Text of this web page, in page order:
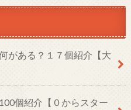
がある？１７個紹介【大
個紹介【０からスター